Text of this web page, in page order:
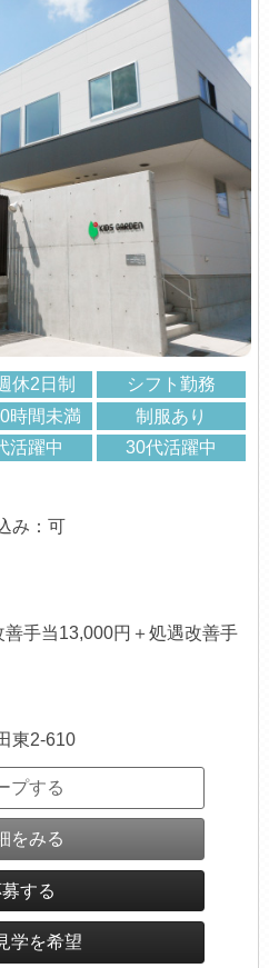
休2日制
シフト勤務
時間未満
制服あり
活躍中 30代活躍中
み：可
手当13,000円＋処遇改善手
東2-610
プする
をみる
する
学を希望